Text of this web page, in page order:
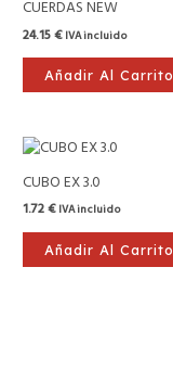
CUERDAS NEW
24.15€ IVA incluido
Añadir Al Carrito
CUBO EX 3.0
1.72€ IVA incluido
Añadir Al Carrito